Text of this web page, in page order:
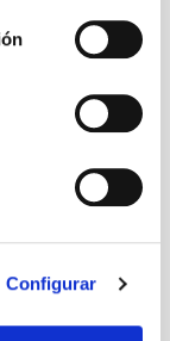
Configurar